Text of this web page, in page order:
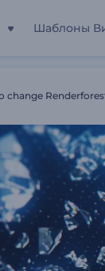
Шаблоны
Интро:
change